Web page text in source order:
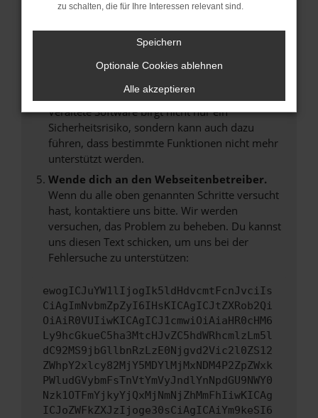
Starte dein Gerät neu.
Das kann manchmal helfen, vorübergehende
Probleme zu beheben.
Stelle sicher, dass dein Browser und dein
Veraltete Software birgt nicht nur ein
Sicherheitsrisiko, sondern kann auch dazu
führen, dass bestimmte Funktionen nicht mehr
unterstützt werden.
Wende dich an den Webseitenbetreiber.
Wenn du alle oben genannten Schritte versucht
hast, kontaktiere uns bitte. Wir werden
versuchen, das Problem zu beheben. Du kannst
uns diesen Text schicken, um uns bei der
Fehlersuche zu unterstützen:
ewogICJuYW1lIjogIk5ldHdvcmtFcnJvciIs
CiAgImNvbmZpZyI6IHsKICAgICJtZXRob2Qi
OiAiR0VUIiwKICAgICJ1cmwiOiAiaHR0cHM6
Ly9hcGkueC5ha3MtcHJvZC5hdWRhcmlzLm5l
dC92MS9jbGllbnRzLzE0Njgvd2Vic2l0ZS12
ZWhpY2xlcy82MjY5MDYlMjMxNDM4P2ZpZWxk
PWludGVybmFsTnVtYmVyJndlYnNpdGU9NWY0
Nzk1OTFmYjkyYjQxMjNmNjZhMmFhIiwKICAg
ICJoZWFkZXJzIjoge30sCiAgICAiYm9keSI6
zu schalten, die für Ihre Interessen relevant sind.
Speichern
Optionale Cookies ablehnen
Alle akzeptieren